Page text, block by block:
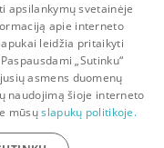
Pranešimai Paskyra
apsilankymų svetainėje
apie interneto
leidžia pritaikyti
„Sutinku“
asmens duomenų
naudojimą šioje interneto
mūsųslapukų politikoje.